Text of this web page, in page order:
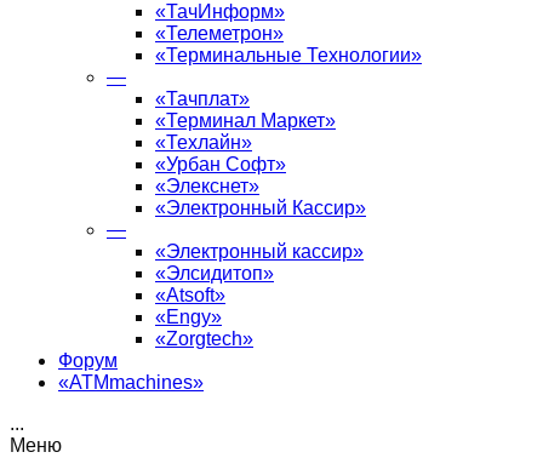
«ТачИнформ»
«Телеметрон»
«Терминальные Технологии»
—
«Тачплат»
«Терминал Маркет»
«Техлайн»
«Урбан Софт»
«Элекснет»
«Электронный Кассир»
—
«Электронный кассир»
«Элсидитоп»
«Atsoft»
«Engy»
«Zorgtech»
Форум
«ATMmachines»
...
Меню